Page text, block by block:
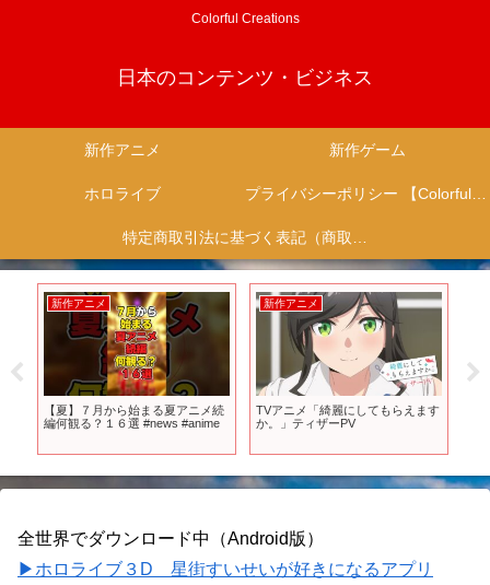
Colorful Creations
日本のコンテンツ・ビジネス
新作アニメ 新作ゲーム
ホロライブ プライバシーポリシー 【Colorful Creation】
特定商取引法に基づく表記（商取引に関する開示）
新作アニメ
【夏】７月から始まる夏アニメ続
編何観る？１６選 #news #anime
新作アニメ
TVアニメ「綺麗にしてもらえます
か。」ティザーPV
全世界でダウンロード中（Android版）
▶ホロライブ３D 星街すいせいが好きになるアプリ